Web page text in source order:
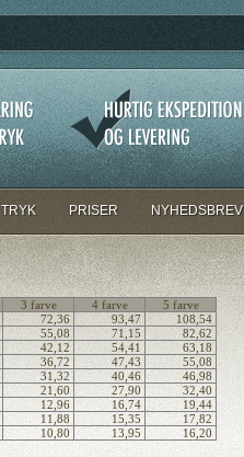
TRYK PRISER NYHEDSBREV
3 farve 4 farve
5 farve
72,36 93,47
108,54
55,08 71,15
82,62
42,12 54,41
63,18
36,72 47,43
55,08
31,32 40,46
46,98
21,60 27,90
32,40
12,96 16,74
19,44
11,88 15,35
17,82
10,80 13,95 16,20